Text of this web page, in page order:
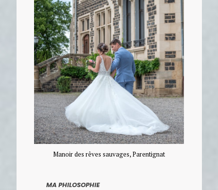
Manoir des rêves sauvages, Parentignat
MA PHILOSOPHIE